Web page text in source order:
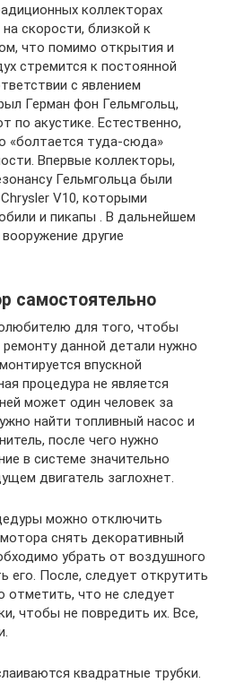
коллекторах
скорости, близкой к
что помимо открытия и
стремится к постоянной
с явлением
Герман фон Гельмгольц,
по акустике. Естественно,
«болтается туда-сюда»
Впервые коллекторы,
Гельмгольца были
V10, которыми
и пикапы . В дальнейшем
другие
самостоятельно
для того, чтобы
ремонту данной детали нужно
впускной
процедура не является
может один человек за
найти топливный насос и
после чего нужно
в системе значительно
двигатель заглохнет.
можно отключить
снять декоративный
убрать от воздушного
его. После, следует открутить
отметить, что не следует
чтобы не повредить их. Все,
квадратные трубки.